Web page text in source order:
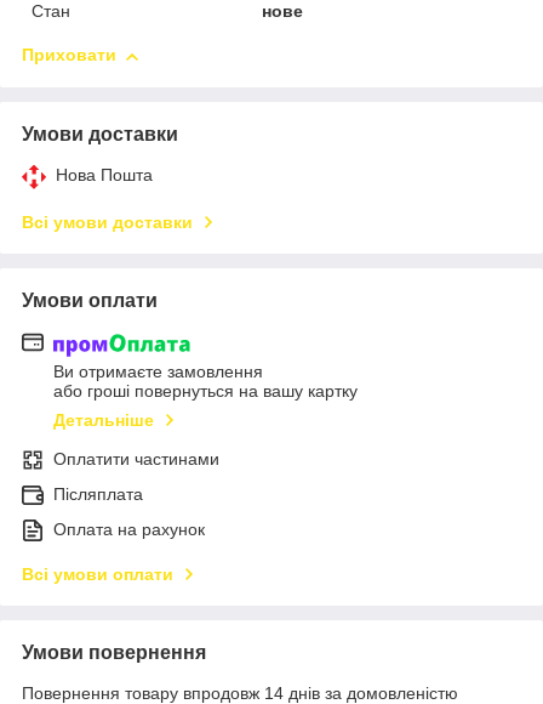
Стан
нове
Приховати
Умови доставки
Нова Пошта
Всі умови доставки
Умови оплати
Ви отримаєте замовлення
або гроші повернуться на вашу картку
Детальніше
Оплатити частинами
Післяплата
Оплата на рахунок
Всі умови оплати
Умови повернення
Повернення товару впродовж 14 днів за домовленістю